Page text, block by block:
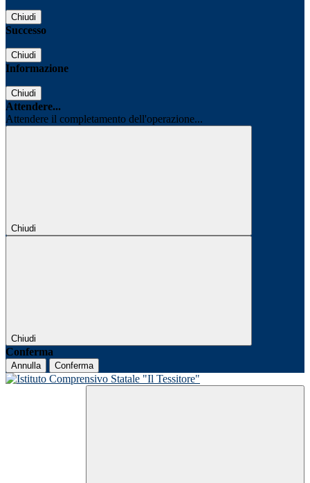
Chiudi
Successo
Chiudi
Informazione
Chiudi
Attendere...
Attendere il completamento dell'operazione...
Chiudi
Chiudi
Conferma
Annulla Conferma